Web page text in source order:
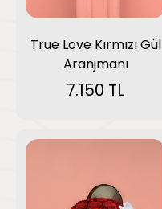
True Love Kırmızı Gül
Aranjmanı
7.150 TL